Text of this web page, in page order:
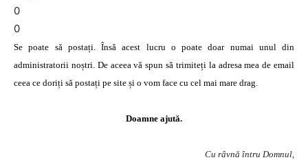
0
0
Se poate să postați. Însă acest lucru o poate doar numai unul din
administratorii noștri. De aceea vă spun să trimiteți la adresa mea de email
ceea ce doriți să postați pe site și o vom face cu cel mai mare drag.
Doamne ajută.
Cu râvnă întru Domnul,